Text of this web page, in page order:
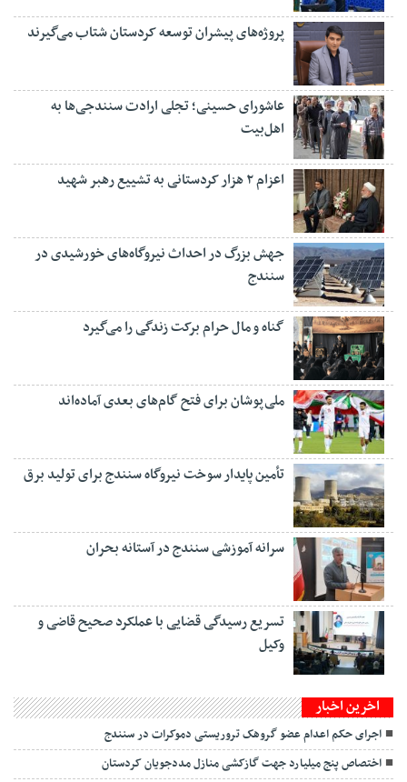
پروژه‌های پیشران توسعه کردستان شتاب می‌گیرند
عاشورای حسینی؛ تجلی ارادت سنندجی‌ها به
اهل‌بیت
اعزام ۲ هزار کردستانی به تشییع رهبر شهید
جهش بزرگ در احداث نیروگاه‌های خورشیدی در
سنندج
گناه و مال حرام برکت زندگی را می‌گیرد
ملی‌پوشان برای فتح گام‌های بعدی آماده‌اند
تأمین پایدار سوخت نیروگاه سنندج برای تولید برق
سرانه آموزشی سنندج در آستانه بحران
تسریع رسیدگی قضایی با عملکرد صحیح قاضی و
وکیل
اخرین اخبار
‌اجرای حکم اعدام عضو گروهک تروریستی دموکرات در سنندج
اختصاص پنج میلیارد جهت گازکشی منازل مددجویان کردستان